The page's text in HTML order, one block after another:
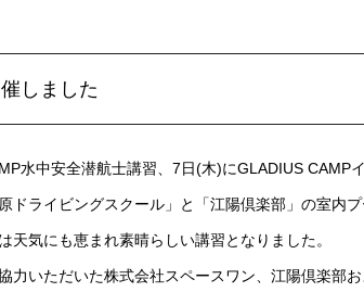
しました
水中安全潜航士講習、7日(木)にGLADIUS CAMP
ドライビングスクール」と「江陽倶楽部」の室内
天気にも恵まれ素晴らしい講習となりました。
力いただいた株式会社スペースワン、江陽倶楽部